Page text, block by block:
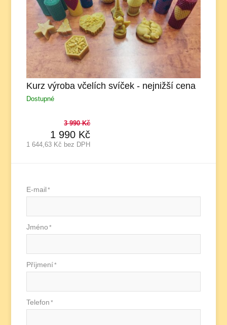
Kurz výroba včelích svíček - nejnižší cena
Dostupné
3 990Kč
1 990 Kč
1 644,63 Kč bez DPH
E-mail *
Jméno *
Příjmení*
Telefon *